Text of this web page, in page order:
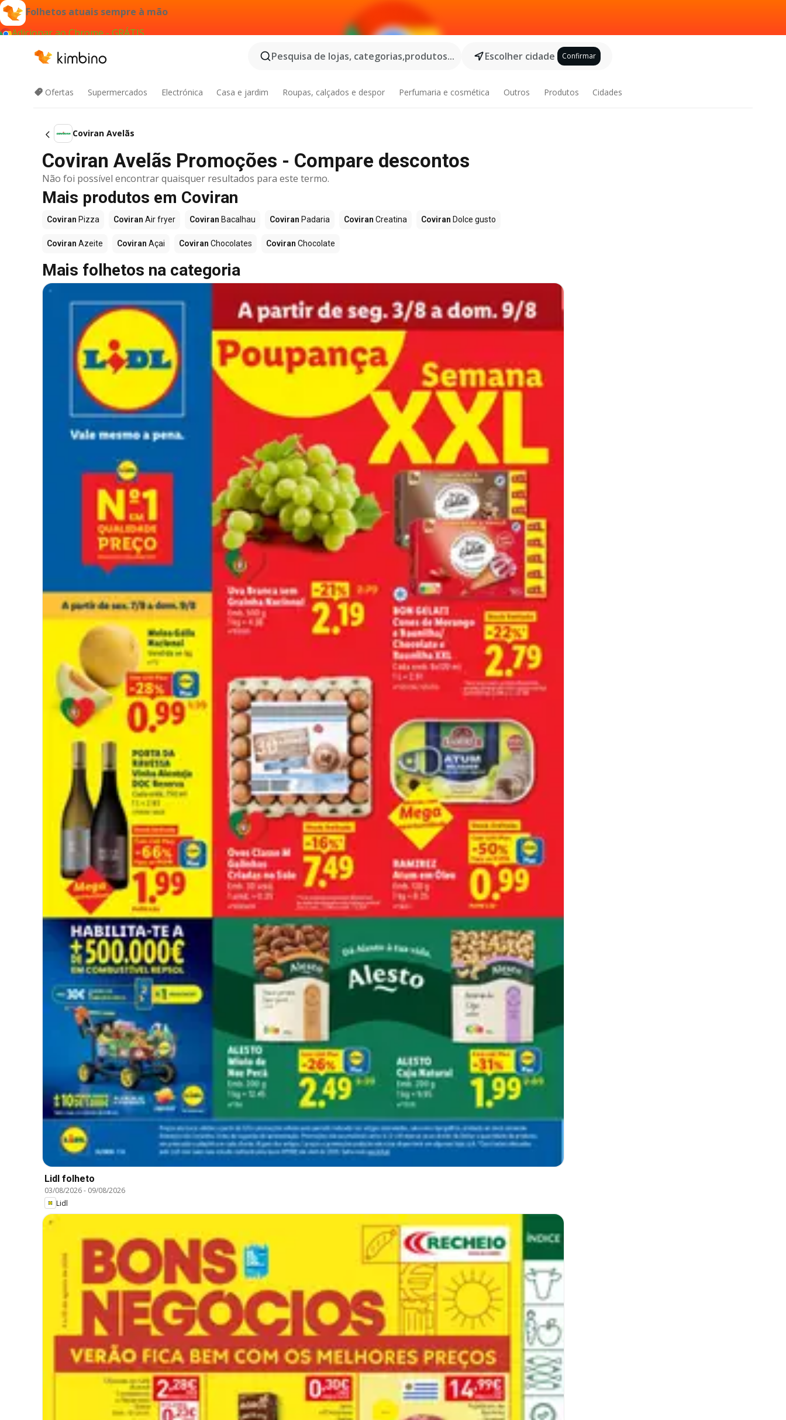
Folhetos atuais sempre à mão
Adicionar ao Chrome - GRÁTIS
Pesquisa de lojas, categorias,produtos...
Escolher cidade Confirmar
Ofertas Supermercados Electrónica Casa e jardim Roupas, calçados e despor Perfumaria e cosmética Outros Produtos Cidades
Coviran Avelãs
Coviran Avelãs Promoções - Compare descontos
Não foi possível encontrar quaisquer resultados para este termo.
Mais produtos em Coviran
Coviran Pizza Coviran Air fryer Coviran Bacalhau Coviran Padaria Coviran Creatina Coviran Dolce gusto
Coviran Azeite Coviran Açai Coviran Chocolates Coviran Chocolate
Mais folhetos na categoria
Lidl folheto
03/08/2026- 09/08/2026
Lidl